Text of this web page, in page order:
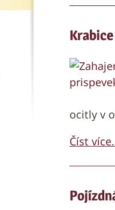
ocitly v
Číst